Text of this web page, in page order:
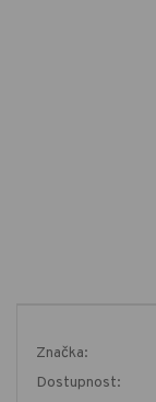
Značka:
Dostupnost: